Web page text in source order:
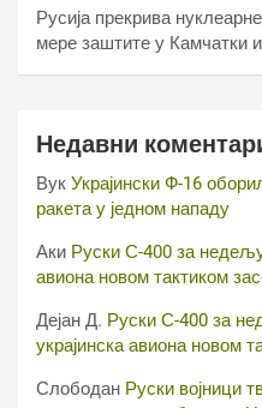
Русија прекрива
мере заштите у Камчатки
Недавни
Вук Украјински Ф-16
ракета у једном нападу
Аки Руски С-400 за
авиона новом тактиком
Дејан Д. Руски С-400 за
украјинска авиона новом
Слободан Руски војници